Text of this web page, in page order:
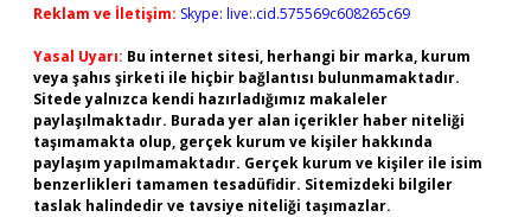
Reklam ve İletişim: Skype: live:.cid.575569c608265c69
Yasal Uyarı: Bu internet sitesi, herhangi bir marka, kurum
veya şahıs şirketi ile hiçbir bağlantısı bulunmamaktadır.
Sitede yalnızca kendi hazırladığımız makaleler
paylaşılmaktadır. Burada yer alan içerikler haber niteliği
taşımamakta olup, gerçek kurum ve kişiler hakkında
paylaşım yapılmamaktadır. Gerçek kurum ve kişiler ile isim
benzerlikleri tamamen tesadüfidir. Sitemizdeki bilgiler
taslak halindedir ve tavsiye niteliği taşımazlar.